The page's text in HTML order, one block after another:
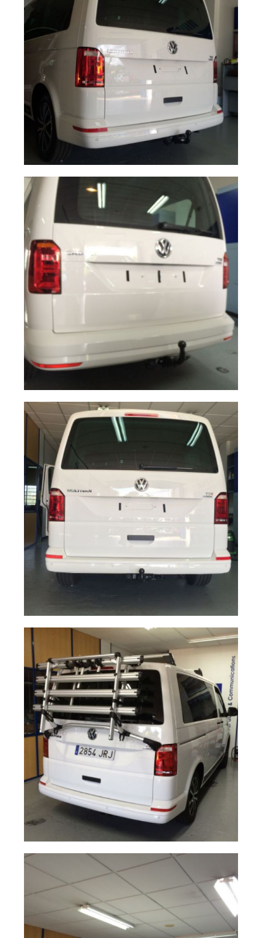
Sensores de
aparcamiento
Multivan T6
Ampliar
Enganche de
remolque Multivan
T6
Ampliar
Enganche de
remolque Multivan
T6
Ampliar
Portabicicletas
Ampliar